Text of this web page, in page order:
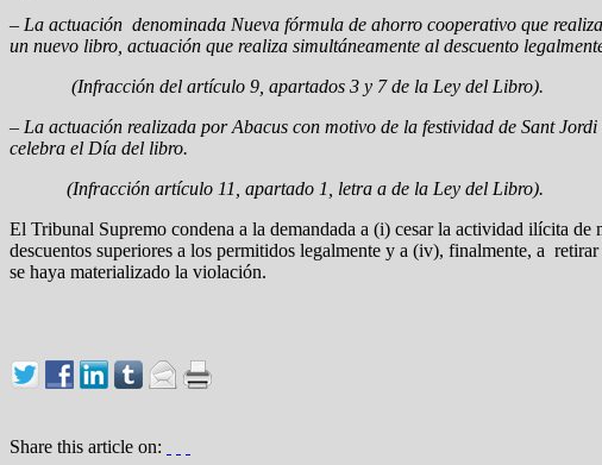
– La actuación denominada Nueva fórmula de ahorro cooperativo que
un nuevo libro, actuación que realiza simultáneamente al descuento
(Infracción del artículo 9, apartados 3 y 7 de la Ley del Libro).
– La actuación realizada por Abacus con motivo de la festividad de Sant
celebra el Día del libro.
(Infracción artículo 11, apartado 1, letra a de la Ley del Libro).
El Tribunal Supremo condena a la demandada a (i) cesar la actividad ilícita
descuentos superiores a los permitidos legalmente y a (iv), finalmente, a
se haya materializado la violación.
Share this article on: